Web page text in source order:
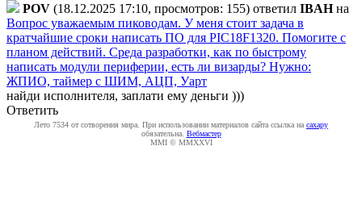
POV (18.12.2025 17:10, просмотров: 155) ответил IBAHна
Вопрос уважаемым пиководам. У меня стоит задача в
кратчайшие сроки написать ПО для PIC18F1320. Помогите с
планом действий. Среда разработки, как по быстрому
написать модули периферии, есть ли визарды? Нужно:
ЖПИО, таймер с ШИМ, АЦП, Уарт
найди исполнителя, заплати ему деньги )))
Ответить
Лето 7534 от сотворения мира. При использовании материалов сайта ссылка на caxapу
обязательна. Вебмастер
MMI © MMXXVI